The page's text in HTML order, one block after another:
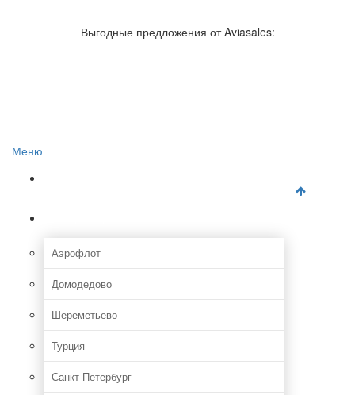
Отзывы об авиакомпаниях
Отзывы об аэропортах
Выгодные предложения от Aviasales:
Меню
Аэрофлот
Домодедово
Шереметьево
Турция
Санкт-Петербург